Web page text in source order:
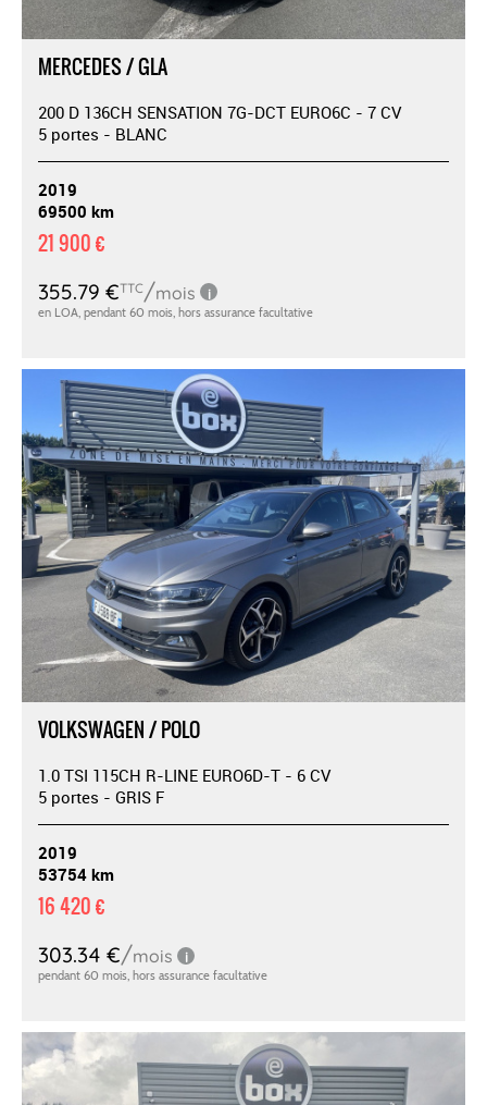
MERCEDES / GLA
200 D 136CH SENSATION 7G-DCT EURO6C - 7 CV
5 portes - BLANC
2019
69500 km
21 900 €
VOLKSWAGEN / POLO
1.0 TSI 115CH R-LINE EURO6D-T - 6 CV
5 portes - GRIS F
2019
53754 km
16 420 €